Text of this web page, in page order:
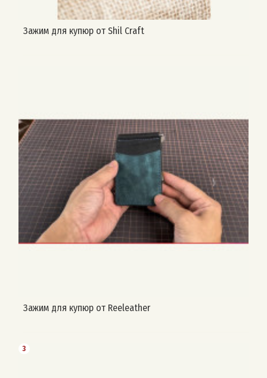
Зажим для купюр от Shil Craft
Зажим для купюр от Reeleather
3